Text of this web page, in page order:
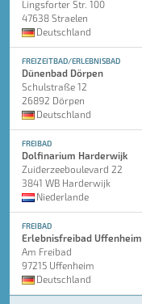
Lingsforter Str. 100
47638 Straelen
Deutschland
FREIZEITBAD/ERLEBNISBAD
Dünenbad Dörpen
Schulstraße 12
26892 Dörpen
Deutschland
FREIBAD
Dolfinarium Harderwijk
Zuiderzeeboulevard 22
3841 WB Harderwijk
Niederlande
FREIBAD
Erlebnisfreibad Uffenheim
Am Freibad
97215 Uffenheim
Deutschland